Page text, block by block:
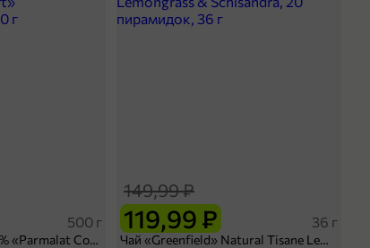
500 г
Сливки питьевые 11% «Parmalat Comfort» безлактозные, 500 г
119,99 ₽
149,99 ₽
36 г
Чай «Greenfield» Natural Tisane Lemongrass & Schisandra, 20 пирамидок, 36 г